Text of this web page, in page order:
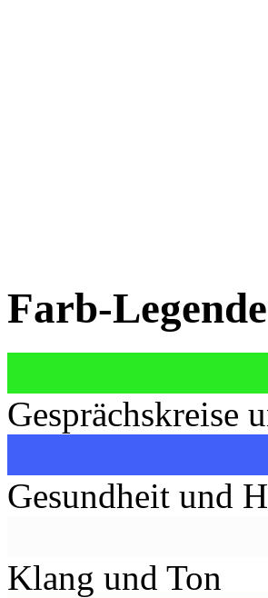
Farb-
Gesprächskreise
Gesundheit und
Klang und Ton